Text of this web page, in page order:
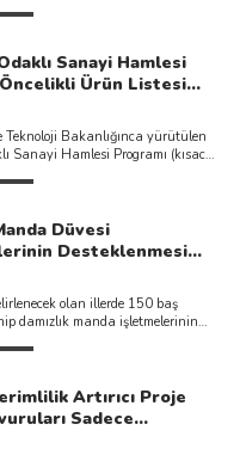
Sanayi Hamlesi
Ürün Listesi
İlan Edilmiştir.
Teknoloji Bakanlığınca yürütülen
Sanayi Hamlesi Programı (kısaca
Düvesi
Desteklenmesi
İlan Edilmiştir.
olan illerde 150 baş
damızlık manda işletmelerinin
Artırıcı Proje
Sadece
Enerji